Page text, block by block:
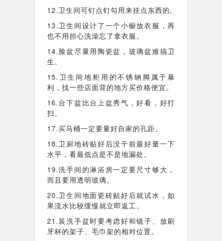
12.卫生间可钉点钉勾用来挂点东西的,
13.卫生间设计了一个小橱放衣服，再
也不用担心洗澡忘了拿衣服。
14.脸盆尽量用陶瓷盆，玻璃盆难搞卫
生。
15.卫生间地柜用的不锈钢脚属于暴
利，找一些店面背的地方买价格便宜。
16.台下盆比台上盆秀气，好看，好打
扫。
17.买马桶一定要量好自家的孔距。
18.卫厨地砖贴好后没干前最好量一下
水平，看最低点是不是地漏处。
19.洗手间的淋浴房一定要尺寸够大，
而且要用透明玻璃。
20.卫生间地面瓷砖贴好后就试水，如
果流水比较缓慢就立即返工。
21.装洗手盆时要考虑好和镜子、放刷
牙杯的架子、毛巾架的相对位置。